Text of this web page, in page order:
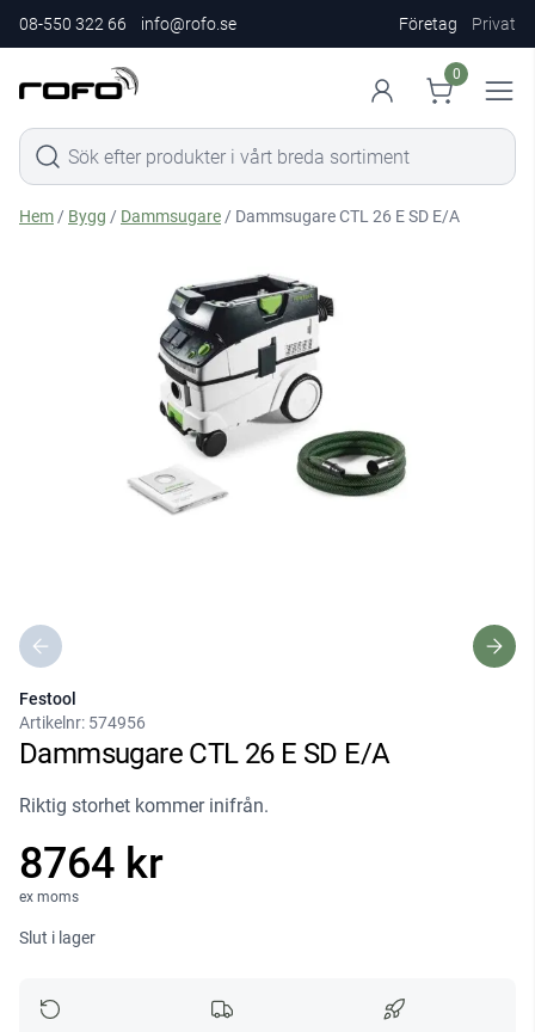
08-550 322 66 info@rofo.se Företag Privat
0
Hem / Bygg / Dammsugare / Dammsugare CTL 26 E SD E/A
Festool
Artikelnr: 574956
Dammsugare CTL 26 E SD E/A
Riktig storhet kommer inifrån.
8764 kr
ex moms
Slut i lager